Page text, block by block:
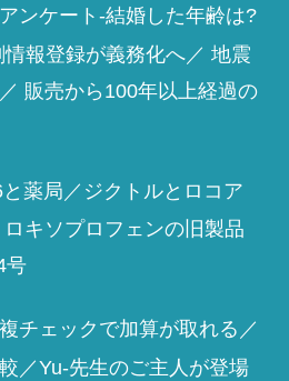
ンケート-結婚した年齢は?
報登録が義務化へ／ 地震
販売から100年以上経過の
薬局／ジクトルとロコア
キソプロフェンの旧製品
号
チェックで加算が取れる／
／Yu-先生のご主人が登場